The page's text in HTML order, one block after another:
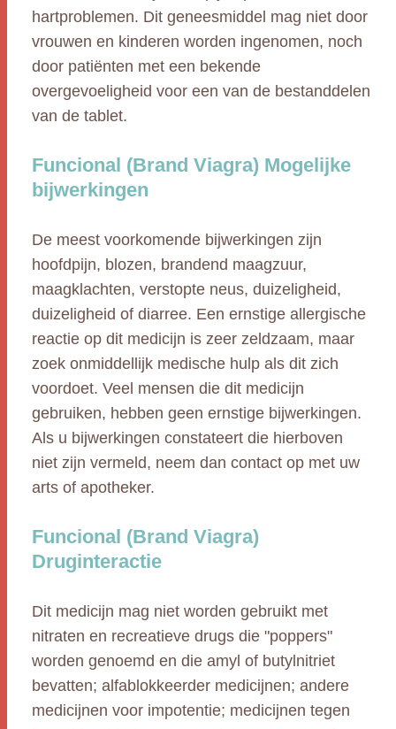
hartproblemen. Dit geneesmiddel mag niet door
vrouwen en kinderen worden ingenomen, noch
door patiënten met een bekende
overgevoeligheid voor een van de bestanddelen
van de tablet.
Funcional (Brand Viagra) Mogelijke
bijwerkingen
De meest voorkomende bijwerkingen zijn
hoofdpijn, blozen, brandend maagzuur,
maagklachten, verstopte neus, duizeligheid,
duizeligheid of diarree. Een ernstige allergische
reactie op dit medicijn is zeer zeldzaam, maar
zoek onmiddellijk medische hulp als dit zich
voordoet. Veel mensen die dit medicijn
gebruiken, hebben geen ernstige bijwerkingen.
Als u bijwerkingen constateert die hierboven
niet zijn vermeld, neem dan contact op met uw
arts of apotheker.
Funcional (Brand Viagra)
Druginteractie
Dit medicijn mag niet worden gebruikt met
nitraten en recreatieve drugs die "poppers"
worden genoemd en die amyl of butylnitriet
bevatten; alfablokkeerder medicijnen; andere
medicijnen voor impotentie; medicijnen tegen